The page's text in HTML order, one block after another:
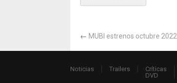
← MUBI estrenos octubre 2022
Noticias Trailers
Críticas
DVD